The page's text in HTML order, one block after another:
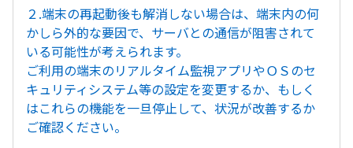
２.端末の再起動後も解消しない場合は、端末内の何
かしら外的な要因で、サーバとの通信が阻害されて
いる可能性が考えられます。
ご利用の端末のリアルタイム監視アプリやＯＳのセ
キュリティシステム等の設定を変更するか、もしく
はこれらの機能を一旦停止して、状況が改善するか
ご確認ください。